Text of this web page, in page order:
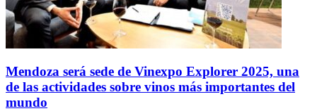
Mendoza será sede de Vinexpo Explorer 2025, una
de las actividades sobre vinos más importantes del
mundo